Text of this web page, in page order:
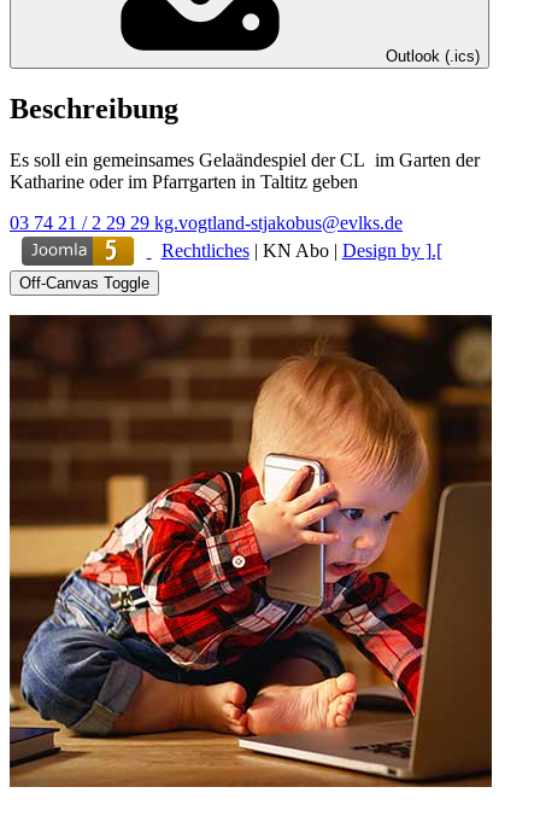
Outlook (.ics)
Beschreibung
Es soll ein gemeinsames Gelaändespiel der CL im Garten der
Katharine oder im Pfarrgarten in Taltitz geben
03 74 21 / 2 29 29 kg.vogtland-stjakobus@evlks.de
Rechtliches| KN Abo| Design by ].[
Off-Canvas Toggle